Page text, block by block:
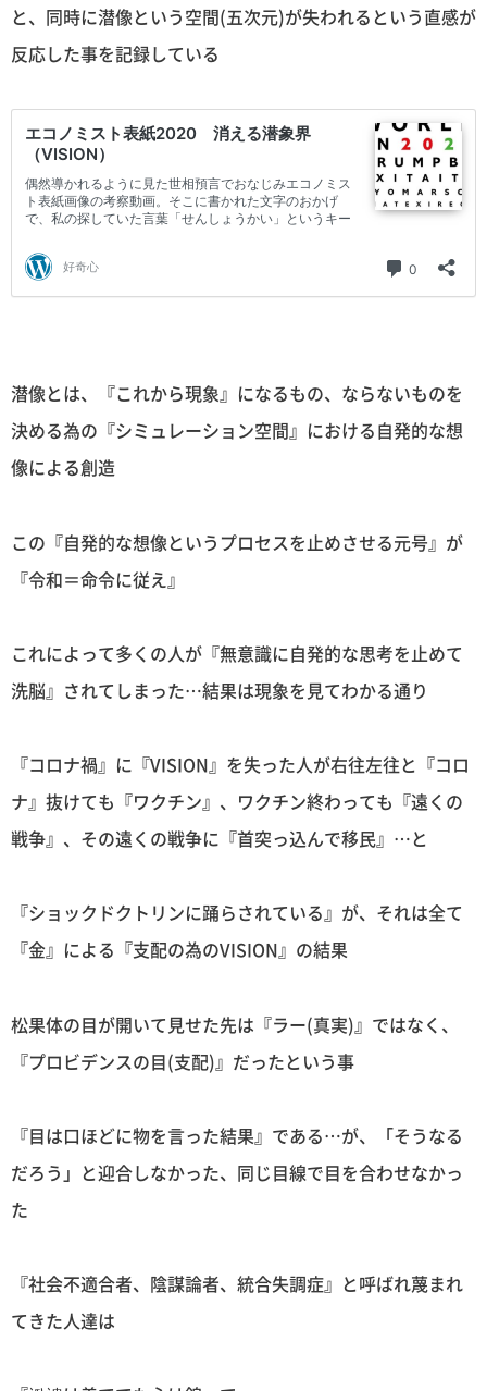
と、同時に潜像という空間(五次元)が失われるという直感が
反応した事を記録している
潜像とは、『これから現象』になるもの、ならないものを
決める為の『シミュレーション空間』における自発的な想
像による創造
この『自発的な想像というプロセスを止めさせる元号』が
『令和＝命令に従え』
これによって多くの人が『無意識に自発的な思考を止めて
洗脳』されてしまった…結果は現象を見てわかる通り
『コロナ禍』に『VISION』を失った人が右往左往と『コロ
ナ』抜けても『ワクチン』、ワクチン終わっても『遠くの
戦争』、その遠くの戦争に『首突っ込んで移民』…と
『ショックドクトリンに踊らされている』が、それは全て
『金』による『支配の為のVISION』の結果
松果体の目が開いて見せた先は『ラー(真実)』ではなく、
『プロビデンスの目(支配)』だったという事
『目は口ほどに物を言った結果』である…が、「そうなる
だろう」と迎合しなかった、同じ目線で目を合わせなかっ
た
『社会不適合者、陰謀論者、統合失調症』と呼ばれ蔑まれ
てきた人達は